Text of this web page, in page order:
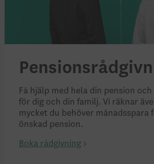
Få hjälp med hela din pension
för dig och din familj. Vi räknar
mycket du behöver månads­spara
önskad pension.
Boka rådgivning